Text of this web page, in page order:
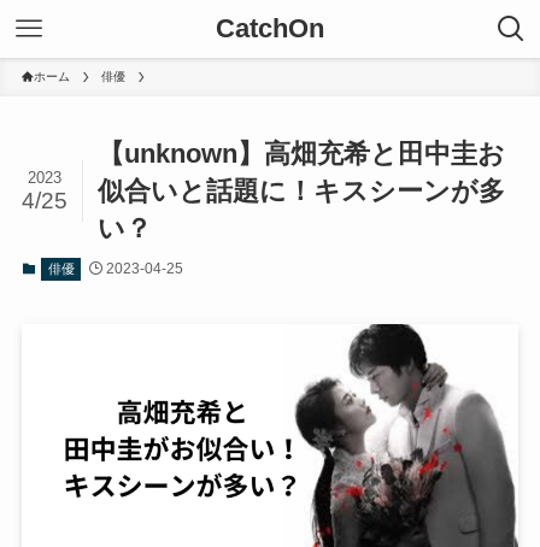
CatchOn
ホーム 俳優
【unknown】高畑充希と田中圭お
似合いと話題に！キスシーンが多
い？
2023
4/25
俳優 2023-04-25